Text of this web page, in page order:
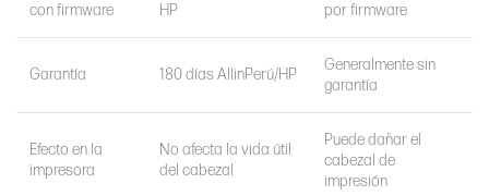
con firmware HP por firmware
Garantía 180 días AllinPerú/HP
Generalmente sin
garantía
Efecto en la
impresora
No afecta la vida útil
del cabezal
Puede dañar el
cabezal de
impresión